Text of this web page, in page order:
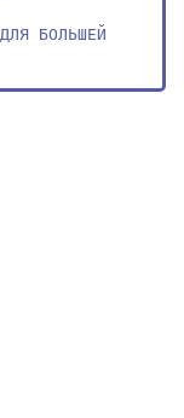
БОЛЬШЕЙ